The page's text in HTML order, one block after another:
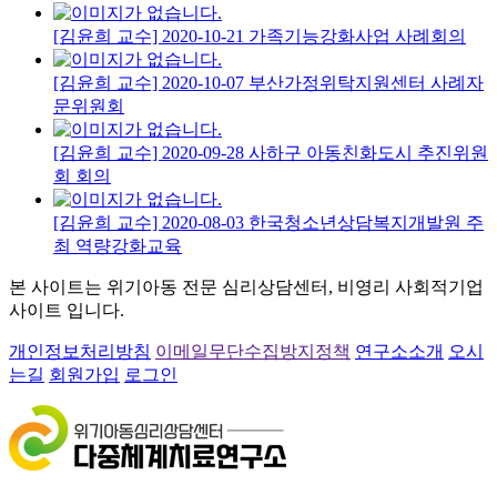
[김윤희 교수] 2020-10-21 가족기능강화사업 사례회의
[김윤희 교수] 2020-10-07 부산가정위탁지원센터 사례자
문위원회
[김윤희 교수] 2020-09-28 사하구 아동친화도시 추진위원
회 회의
[김윤희 교수] 2020-08-03 한국청소년상담복지개발원 주
최 역량강화교육
본 사이트는 위기아동 전문 심리상담센터, 비영리 사회적기업
사이트 입니다.
개인정보처리방침 이메일무단수집방지정책 연구소소개 오시
는길 회원가입 로그인